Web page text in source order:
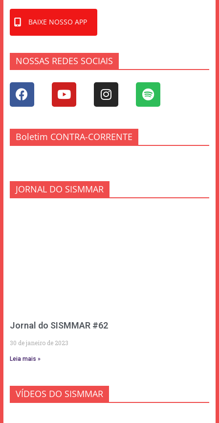
BAIXE NOSSO APP
NOSSAS REDES SOCIAIS
Boletim CONTRA-CORRENTE
JORNAL DO SISMMAR
Jornal do SISMMAR #62
30 de janeiro de 2023
Leia mais »
VÍDEOS DO SISMMAR